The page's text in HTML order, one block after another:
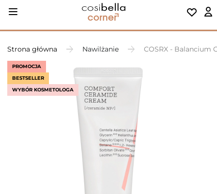
Strona główna Nawilżanie COSRX - Balancium
PROMOCJA
BESTSELLER
WYBÓR KOSMETOLOGA